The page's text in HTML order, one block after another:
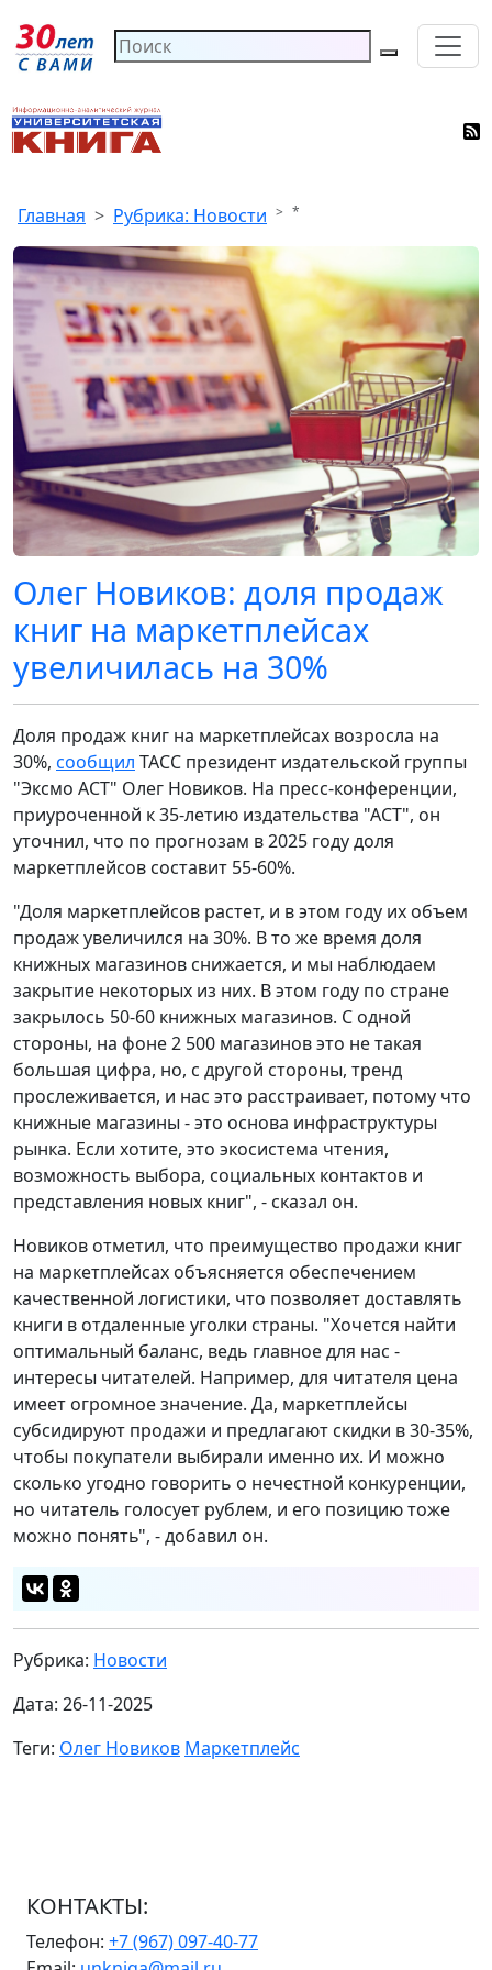
Главная Рубрика: Новости *
Олег Новиков: доля продаж
книг на маркетплейсах
увеличилась на 30%
Доля продаж книг на маркетплейсах возросла на
30%, сообщил ТАСС президент издательской группы
"Эксмо АСТ" Олег Новиков. На пресс-конференции,
приуроченной к 35-летию издательства "АСТ", он
уточнил, что по прогнозам в 2025 году доля
маркетплейсов составит 55-60%.
"Доля маркетплейсов растет, и в этом году их объем
продаж увеличился на 30%. В то же время доля
книжных магазинов снижается, и мы наблюдаем
закрытие некоторых из них. В этом году по стране
закрылось 50-60 книжных магазинов. С одной
стороны, на фоне 2 500 магазинов это не такая
большая цифра, но, с другой стороны, тренд
прослеживается, и нас это расстраивает, потому что
книжные магазины - это основа инфраструктуры
рынка. Если хотите, это экосистема чтения,
возможность выбора, социальных контактов и
представления новых книг", - сказал он.
Новиков отметил, что преимущество продажи книг
на маркетплейсах объясняется обеспечением
качественной логистики, что позволяет доставлять
книги в отдаленные уголки страны. "Хочется найти
оптимальный баланс, ведь главное для нас -
интересы читателей. Например, для читателя цена
имеет огромное значение. Да, маркетплейсы
субсидируют продажи и предлагают скидки в 30-35%,
чтобы покупатели выбирали именно их. И можно
сколько угодно говорить о нечестной конкуренции,
но читатель голосует рублем, и его позицию тоже
можно понять", - добавил он.
Рубрика: Новости
Дата: 26-11-2025
Теги: Олег Новиков Маркетплейс
КОНТАКТЫ:
Телефон: +7 (967) 097-40-77